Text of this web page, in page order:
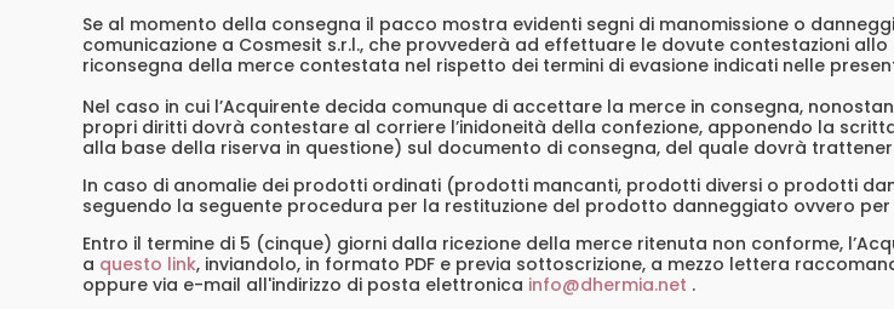
Se al momento della consegna il pacco mostra evidenti segni di manomissione o
comunicazione a Cosmesit s.r.l., che provvederà ad effettuare le dovute contestazioni
riconsegna della merce contestata nel rispetto dei termini di evasione indicati nelle
Nel caso in cui l’Acquirente decida comunque di accettare la merce in consegna,
propri diritti dovrà contestare al corriere l’inidoneità della confezione, apponendo la scritta
alla base della riserva in questione) sul documento di consegna, del quale dovrà
In caso di anomalie dei prodotti ordinati (prodotti mancanti, prodotti diversi o prodotti
seguendo la seguente procedura per la restituzione del prodotto danneggiato ovvero
Entro il termine di 5 (cinque) giorni dalla ricezione della merce ritenuta non conforme,
a questo link, inviandolo, in formato PDF e previa sottoscrizione, a mezzo lettera
oppure via e-mail all'indirizzo di posta elettronica info@dhermia.net .